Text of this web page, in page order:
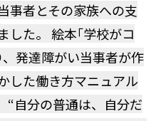
事者とその家族への支
した。 絵本｢学校がコ
発達障がい当事者が作
した働き方マニュアル
“自分の普通は、自分だ